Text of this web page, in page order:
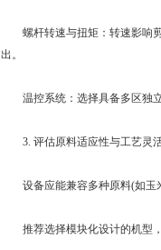
螺杆转速与扭矩‌：转速影响剪
出。
温控系统‌：选择具备‌多区独立
3. ‌评估原料适应性与工艺灵
设备应能兼容多种原料(如玉
推荐选择‌模块化设计‌的机型，